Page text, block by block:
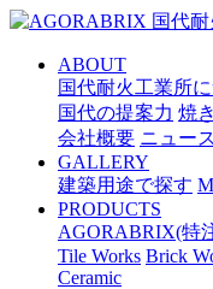
メ
ABOUT
国代耐火工業所
国代の提案力 焼
会社概要 ニュース
GALLERY
建築用途で探す
PRODUCTS
AGORABRIX(特
Tile Works Brick
Ceramic